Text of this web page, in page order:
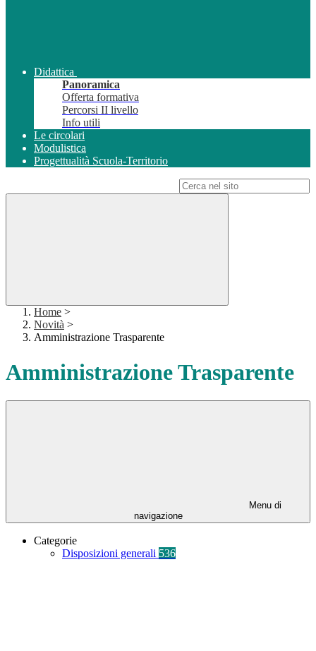
Didattica
Panoramica
Offerta formativa
Percorsi II livello
Info utili
Le circolari
Modulistica
Progettualità Scuola-Territorio
Home >
Novità >
Amministrazione Trasparente
Amministrazione Trasparente
Menu di
navigazione
Categorie
Disposizioni generali 536